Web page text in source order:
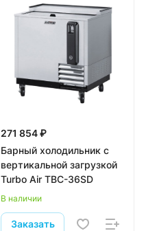
271 854 ₽
Барный холодильник с
вертикальной загрузкой
Turbo Air TBC-36SD
В наличии
Заказать